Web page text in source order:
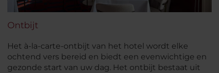
Ontbijt
Het à-la-carte-ontbijt van het hotel wordt elke
ochtend vers bereid en biedt een evenwichtige en
gezonde start van uw dag. Het ontbijt bestaat uit